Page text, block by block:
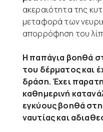
ακεραιότητα της
μεταφορά των
απορρόφηση του
Η παπάγια βοηθά
του δέρματος και
δράση. Έχει
καθημερινή
εγκύους βοηθά
ναυτίας και